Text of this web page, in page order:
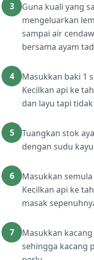
3
Guna kuali yang
mengeluarkan
sampai air
bersama ayam
4
Masukkan baki 1
Kecilkan api ke
dan layu tapi
5
Tuangkan stok
dengan sudu
6
Masukkan
Kecilkan api ke
masak
7
Masukkan
sehingga kacang